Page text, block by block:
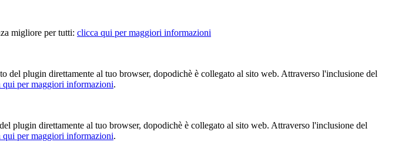
migliore per tutti: clicca qui per maggiori informazioni
plugin direttamente al tuo browser, dopodichè è collegato al sito web. Attraverso l'inclusione del
qui per maggiori informazioni.
direttamente al tuo browser, dopodichè è collegato al sito web. Attraverso l'inclusione del
qui per maggiori informazioni.